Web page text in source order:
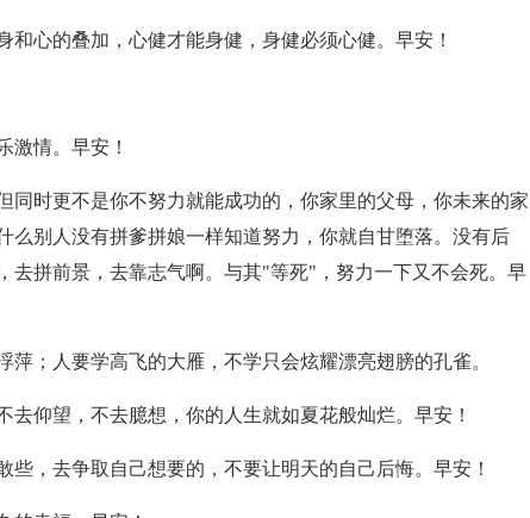
和心的叠加，心健才能身健，身健必须心健。早安！
激情。早安！
同时更不是你不努力就能成功的，你家里的父母，你未来的家
么别人没有拼爹拼娘一样知道努力，你就自甘堕落。没有后
去拼前景，去靠志气啊。与其"等死"，努力一下又不会死。早
萍；人要学高飞的大雁，不学只会炫耀漂亮翅膀的孔雀。
去仰望，不去臆想，你的人生就如夏花般灿烂。早安！
些，去争取自己想要的，不要让明天的自己后悔。早安！